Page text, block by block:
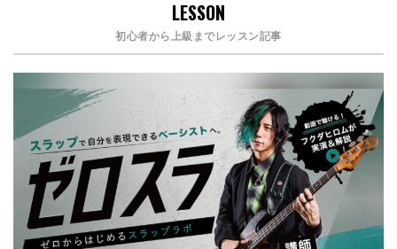
LESSON
初心者から上級までレッスン記事